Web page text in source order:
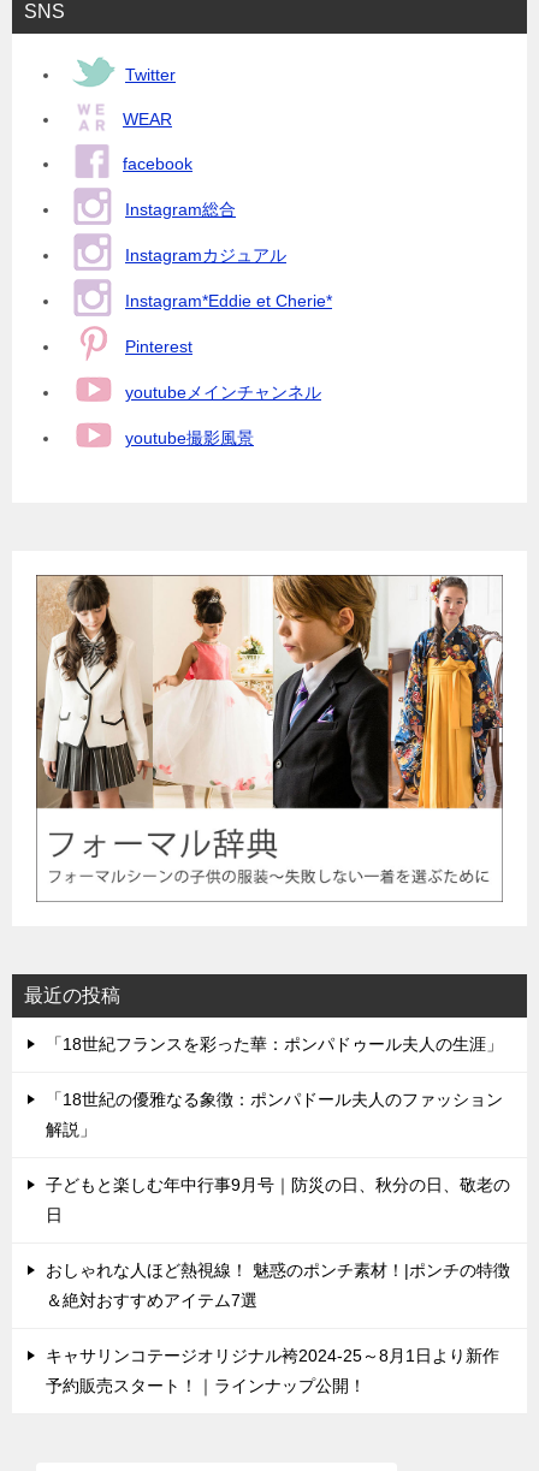
SNS
Twitter
WEAR
facebook
Instagram総合
Instagramカジュアル
Instagram*Eddie et Cherie*
Pinterest
youtubeメインチャンネル
youtube撮影風景
最近の投稿
「18世紀フランスを彩った華：ポンパドゥール夫人の生涯」
「18世紀の優雅なる象徴：ポンパドール夫人のファッション
解説」
子どもと楽しむ年中行事9月号｜防災の日、秋分の日、敬老の
日
おしゃれな人ほど熱視線！ 魅惑のポンチ素材！|ポンチの特徴
＆絶対おすすめアイテム7選
キャサリンコテージオリジナル袴2024-25～8月1日より新作
予約販売スタート！｜ラインナップ公開！